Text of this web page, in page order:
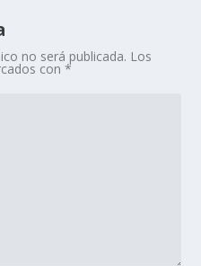
no será publicada. Los
con*